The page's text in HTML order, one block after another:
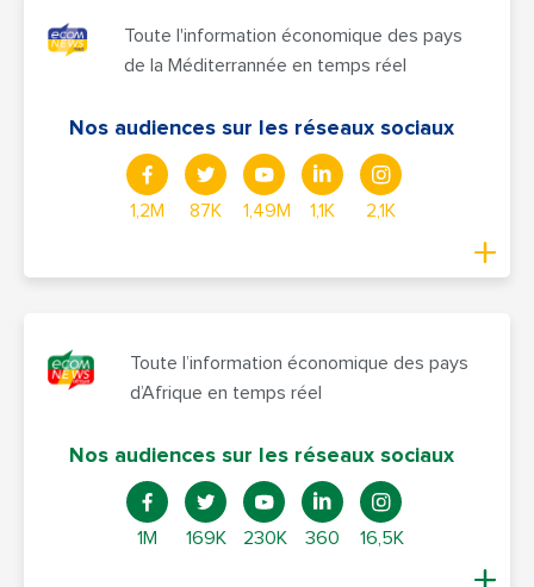
Toute l'information économique des pays
de la Méditerrannée en temps réel
Nos audiences sur les réseaux sociaux
1,2M 87K 1,49M 1,1K 2,1K
Toute l’information économique des pays
d’Afrique en temps réel
Nos audiences sur les réseaux sociaux
1M 169K 230K 360 16,5K